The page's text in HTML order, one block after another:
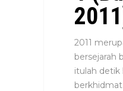
2011
bersejarah
itulah detik
berkhidmat